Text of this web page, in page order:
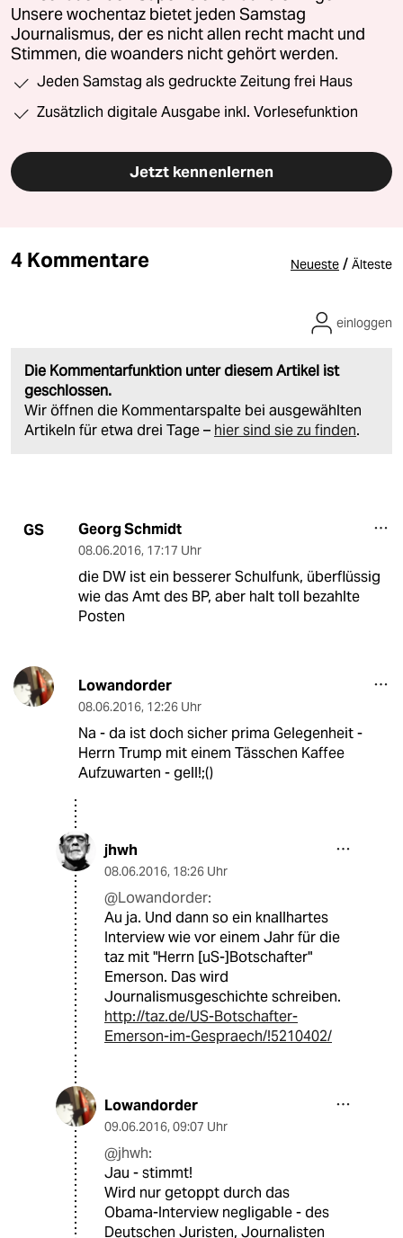
Unsere wochentaz bietet jeden Samstag
Journalismus, der es nicht allen recht macht und
Stimmen, die woanders nicht gehört werden.
Jeden Samstag als gedruckte Zeitung frei Haus
Zusätzlich digitale Ausgabe inkl. Vorlesefunktion
Jetzt kennenlernen
4 Kommentare Neueste / Älteste
Die Kommentarfunktion unter diesem Artikel ist
geschlossen.
Wir öffnen die Kommentarspalte bei ausgewählten
Artikeln für etwa drei Tage – hier sind sie zu finden.
einloggen
GS Georg Schmidt
08.06.2016, 17:17 Uhr
die DW ist ein besserer Schulfunk, überflüssig
wie das Amt des BP, aber halt toll bezahlte
Posten
Lowandorder
08.06.2016, 12:26 Uhr
Na - da ist doch sicher prima Gelegenheit -
Herrn Trump mit einem Tässchen Kaffee
Aufzuwarten - gell!;()
jhwh
08.06.2016, 18:26 Uhr
@Lowandorder:
Au ja. Und dann so ein knallhartes
Interview wie vor einem Jahr für die
taz mit "Herrn [uS-]Botschafter"
Emerson. Das wird
Journalismusgeschichte schreiben.
http://taz.de/US-Botschafter-
Emerson-im-Gespraech/!5210402/
Lowandorder
09.06.2016, 09:07 Uhr
@jhwh:
Jau - stimmt!
Wird nur getoppt durch das
Obama-Interview negligable - des
Deutschen Juristen, Journalisten